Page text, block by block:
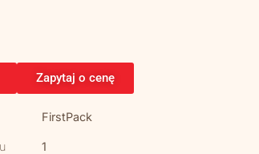
Zapytaj o cenę
FirstPack
1